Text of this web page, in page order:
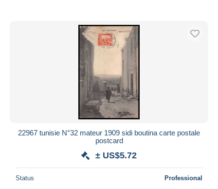
22967 tunisie N°32 mateur 1909 sidi boutina carte postale
postcard
± US$5.72
Status Professional